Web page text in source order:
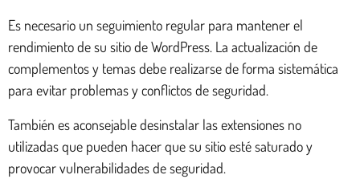
Es necesario un seguimiento regular para mantener el
rendimiento de su sitio de WordPress. La actualización de
complementos y temas debe realizarse de forma sistemática
para evitar problemas y conflictos de seguridad.
También es aconsejable desinstalar las extensiones no
utilizadas que pueden hacer que su sitio esté saturado y
provocar vulnerabilidades de seguridad.